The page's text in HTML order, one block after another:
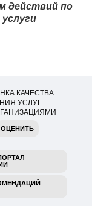
действий по
КАЧЕСТВА
УСЛУГ
ОЦЕНИТЬ